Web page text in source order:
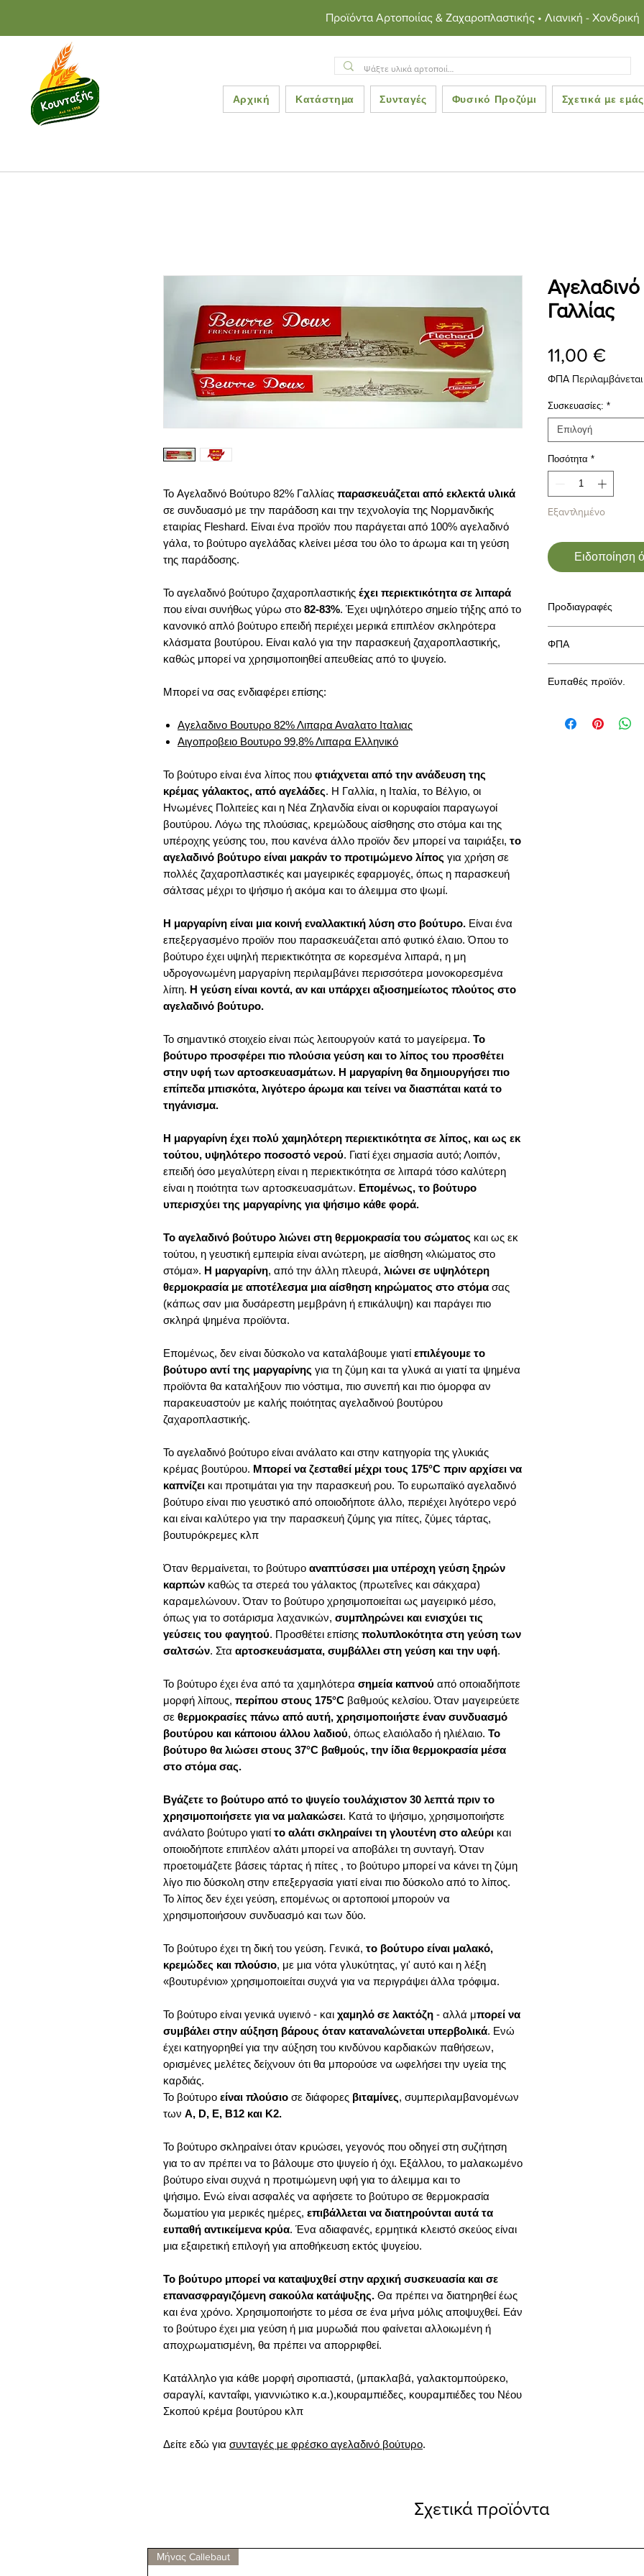
Προϊόντα Αρτοποιίας & Ζαχαροπλαστικής • Λιανική - Χονδρική
Αρχική Κατάστημα Συνταγές Φυσικό Προζύμι Σχετικά με εμάς
To Αγελαδινό Βούτυρο 82% Γαλλίας παρασκευάζεται από εκλεκτά υλικά
σε συνδυασμό με την παράδοση και την τεχνολογία της Νορμανδικής
εταιρίας Fleshard. Είναι ένα προϊόν που παράγεται από 100% αγελαδινό
γάλα, το βούτυρο αγελάδας κλείνει μέσα του όλο το άρωμα και τη γεύση
της παράδοσης.
Το αγελαδινό βούτυρο ζαχαροπλαστικής έχει περιεκτικότητα σε λιπαρά
που είναι συνήθως γύρω στο 82-83%. Έχει υψηλότερο σημείο τήξης από το
κανονικό απλό βούτυρο επειδή περιέχει μερικά επιπλέον σκληρότερα
κλάσματα βουτύρου. Είναι καλό για την παρασκευή ζαχαροπλαστικής,
καθώς μπορεί να χρησιμοποιηθεί απευθείας από το ψυγείο.
Μπορεί να σας ενδιαφέρει επίσης:
Αγελαδινο Βουτυρο 82% Λιπαρα Αναλατο Ιταλιας
Αιγοπροβειο Βουτυρο 99,8% Λιπαρα Ελληνικό
Το βούτυρο είναι ένα λίπος που φτιάχνεται από την ανάδευση της
κρέμας γάλακτος, από αγελάδες. Η Γαλλία, η Ιταλία, το Βέλγιο, οι
Ηνωμένες Πολιτείες και η Νέα Ζηλανδία είναι οι κορυφαίοι παραγωγοί
βουτύρου. Λόγω της πλούσιας, κρεμώδους αίσθησης στο στόμα και της
υπέροχης γεύσης του, που κανένα άλλο προϊόν δεν μπορεί να ταιριάξει, το
αγελαδινό βούτυρο είναι μακράν το προτιμώμενο λίπος για χρήση σε
πολλές ζαχαροπλαστικές και μαγειρικές εφαρμογές, όπως η παρασκευή
σάλτσας μέχρι το ψήσιμο ή ακόμα και το άλειμμα στο ψωμί.
Η μαργαρίνη είναι μια κοινή εναλλακτική λύση στο βούτυρο. Είναι ένα
επεξεργασμένο προϊόν που παρασκευάζεται από φυτικό έλαιο. Όπου το
βούτυρο έχει υψηλή περιεκτικότητα σε κορεσμένα λιπαρά, η μη
υδρογονωμένη μαργαρίνη περιλαμβάνει περισσότερα μονοκορεσμένα
λίπη. Η γεύση είναι κοντά, αν και υπάρχει αξιοσημείωτος πλούτος στο
αγελαδινό βούτυρο.
Το σημαντικό στοιχείο είναι πώς λειτουργούν κατά το μαγείρεμα. Το
βούτυρο προσφέρει πιο πλούσια γεύση και το λίπος του προσθέτει
στην υφή των αρτοσκευασμάτων. Η μαργαρίνη θα δημιουργήσει πιο
επίπεδα μπισκότα, λιγότερο άρωμα και τείνει να διασπάται κατά το
τηγάνισμα.
Η μαργαρίνη έχει πολύ χαμηλότερη περιεκτικότητα σε λίπος, και ως εκ
τούτου, υψηλότερο ποσοστό νερού. Γιατί έχει σημασία αυτό; Λοιπόν,
επειδή όσο μεγαλύτερη είναι η περιεκτικότητα σε λιπαρά τόσο καλύτερη
είναι η ποιότητα των αρτοσκευασμάτων. Επομένως, το βούτυρο
υπερισχύει της μαργαρίνης για ψήσιμο κάθε φορά.
Το αγελαδινό βούτυρο λιώνει στη θερμοκρασία του σώματος και ως εκ
τούτου, η γευστική εμπειρία είναι ανώτερη, με αίσθηση «λιώματος στο
στόμα». Η μαργαρίνη, από την άλλη πλευρά, λιώνει σε υψηλότερη
θερμοκρασία με αποτέλεσμα μια αίσθηση κηρώματος στο στόμα σας
(κάπως σαν μια δυσάρεστη μεμβράνη ή επικάλυψη) και παράγει πιο
σκληρά ψημένα προϊόντα.
Επομένως, δεν είναι δύσκολο να καταλάβουμε γιατί επιλέγουμε το
βούτυρο αντί της μαργαρίνης για τη ζύμη και τα γλυκά αι γιατί τα ψημένα
προϊόντα θα καταλήξουν πιο νόστιμα, πιο συνεπή και πιο όμορφα αν
παρακευαστούν με καλής ποιότητας αγελαδινού βουτύρου
ζαχαροπλαστικής.
Το αγελαδινό βούτυρο είναι ανάλατο και στην κατηγορία της γλυκιάς
κρέμας βουτύρου. Μπορεί να ζεσταθεί μέχρι τους 175°C πριν αρχίσει να
καπνίζει και προτιμάται για την παρασκευή ρου. Το ευρωπαϊκό αγελαδινό
βούτυρο είναι πιο γευστικό από οποιοδήποτε άλλο, περιέχει λιγότερο νερό
και είναι καλύτερο για την παρασκευή ζύμης για πίτες, ζύμες τάρτας,
βουτυρόκρεμες κλπ
Όταν θερμαίνεται, το βούτυρο αναπτύσσει μια υπέροχη γεύση ξηρών
καρπών καθώς τα στερεά του γάλακτος (πρωτεΐνες και σάκχαρα)
καραμελώνουν. Όταν το βούτυρο χρησιμοποιείται ως μαγειρικό μέσο, ​​
όπως για το σοτάρισμα λαχανικών, συμπληρώνει και ενισχύει τις
γεύσεις του φαγητού. Προσθέτει επίσης πολυπλοκότητα στη γεύση των
σαλτσών. Στα αρτοσκευάσματα, συμβάλλει στη γεύση και την υφή.
Το βούτυρο έχει ένα από τα χαμηλότερα σημεία καπνού από οποιαδήποτε
μορφή λίπους, περίπου στους 175°C βαθμούς κελσίου. Όταν μαγειρεύετε
σε θερμοκρασίες πάνω από αυτή, χρησιμοποιήστε έναν συνδυασμό
βουτύρου και κάποιου άλλου λαδιού, όπως ελαιόλαδο ή ηλιέλαιο. Το
βούτυρο θα λιώσει στους 37°C βαθμούς, την ίδια θερμοκρασία μέσα
στο στόμα σας.
Βγάζετε το βούτυρο από το ψυγείο τουλάχιστον 30 λεπτά πριν το
χρησιμοποιήσετε για να μαλακώσει. Κατά το ψήσιμο, χρησιμοποιήστε
ανάλατο βούτυρο γιατί το αλάτι σκληραίνει τη γλουτένη στο αλεύρι και
οποιοδήποτε επιπλέον αλάτι μπορεί να αποβάλει τη συνταγή. Όταν
προετοιμάζετε βάσεις τάρτας ή πίτες , το βούτυρο μπορεί να κάνει τη ζύμη
λίγο πιο δύσκολη στην επεξεργασία γιατί είναι πιο δύσκολο από το λίπος.
Το λίπος δεν έχει γεύση, επομένως οι αρτοποιοί μπορούν να
χρησιμοποιήσουν συνδυασμό και των δύο.
Το βούτυρο έχει τη δική του γεύση. Γενικά, το βούτυρο είναι μαλακό,
κρεμώδες και πλούσιο, με μια νότα γλυκύτητας, γι' αυτό και η λέξη
«βουτυρένιο» χρησιμοποιείται συχνά για να περιγράψει άλλα τρόφιμα.
Το βούτυρο είναι γενικά υγιεινό - και χαμηλό σε λακτόζη - αλλά μπορεί να
συμβάλει στην αύξηση βάρους όταν καταναλώνεται υπερβολικά. Ενώ
έχει κατηγορηθεί για την αύξηση του κινδύνου καρδιακών παθήσεων,
ορισμένες μελέτες δείχνουν ότι θα μπορούσε να ωφελήσει την υγεία της
καρδιάς.
Το βούτυρο είναι πλούσιο σε διάφορες βιταμίνες, συμπεριλαμβανομένων
των A, D, E, B12 και K2.
Το βούτυρο σκληραίνει όταν κρυώσει, γεγονός που οδηγεί στη συζήτηση
για το αν πρέπει να το βάλουμε στο ψυγείο ή όχι. Εξάλλου, το μαλακωμένο
βούτυρο είναι συχνά η προτιμώμενη υφή για το άλειμμα και το
ψήσιμο. Ενώ είναι ασφαλές να αφήσετε το βούτυρο σε θερμοκρασία
δωματίου για μερικές ημέρες, επιβάλλεται να διατηρούνται αυτά τα
ευπαθή αντικείμενα κρύα. Ένα αδιαφανές, ερμητικά κλειστό σκεύος είναι
μια εξαιρετική επιλογή για αποθήκευση εκτός ψυγείου.
Το βούτυρο μπορεί να καταψυχθεί στην αρχική συσκευασία και σε
επανασφραγιζόμενη σακούλα κατάψυξης. Θα πρέπει να διατηρηθεί έως
και ένα χρόνο. Χρησιμοποιήστε το μέσα σε ένα μήνα μόλις αποψυχθεί. Εάν
το βούτυρο έχει μια γεύση ή μια μυρωδιά που φαίνεται αλλοιωμένη ή
αποχρωματισμένη, θα πρέπει να απορριφθεί.
Κατάλληλο για κάθε μορφή σιροπιαστά, (μπακλαβά, γαλακτομπούρεκο,
σαραγλί, κανταΐφι, γιαννιώτικο κ.α.),κουραμπιέδες, κουραμπιέδες του Νέου
Σκοπού κρέμα βουτύρου κλπ
Δείτε εδώ για συνταγές με φρέσκο αγελαδινό βούτυρο.
Γαλλίας
11,00 €Τιμή
ΦΠΑ Περιλαμβάνεται
Συσκευασίες: *
Επιλογή
Ποσότητα *
Εξαντλημένο
Ειδοποίηση
Προδιαγραφές
Προέλευση: Γαλλίας
Συσκευασίες: 250
Διατηρησιμότητα:
ΦΠΑ
Ευπαθές προϊόν.
την μεταφορά του
Σχετικά προϊόντα
Μήνας Callebaut